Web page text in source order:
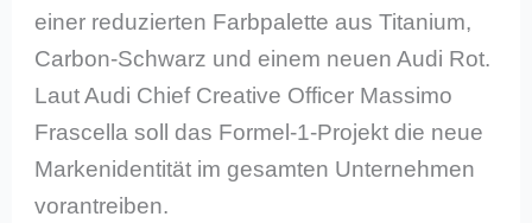
einer reduzierten Farbpalette aus Titanium,
Carbon-Schwarz und einem neuen Audi Rot.
Laut Audi Chief Creative Officer Massimo
Frascella soll das Formel-1-Projekt die neue
Markenidentität im gesamten Unternehmen
vorantreiben.